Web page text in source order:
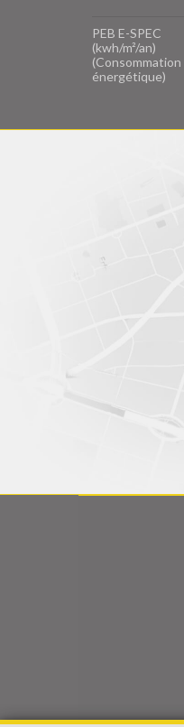
PEB E-SPEC
(kwh/m²/an)
(Consommation
énergétique)